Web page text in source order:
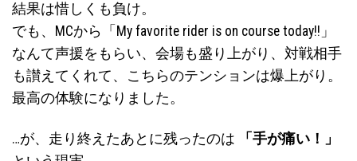
結果は惜しくも負け。
でも、MCから「My favorite rider is on course today!!」
なんて声援をもらい、会場も盛り上がり、対戦相手
も讃えてくれて、こちらのテンションは爆上がり。
最高の体験になりました。
…が、走り終えたあとに残ったのは
「手が痛い！」